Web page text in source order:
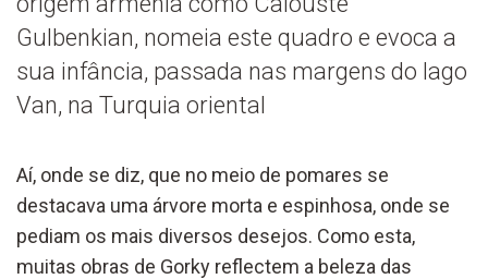
Gulbenkian, nomeia este quadro e evoca a
sua infância, passada nas margens do lago
Van, na Turquia oriental
Aí, onde se diz, que no meio de pomares se
destacava uma árvore morta e espinhosa, onde se
pediam os mais diversos desejos. Como esta,
muitas obras de Gorky reflectem a beleza das